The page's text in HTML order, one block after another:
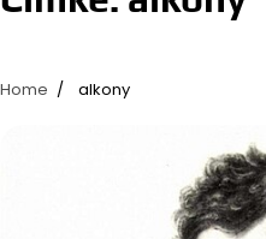
Home alkony